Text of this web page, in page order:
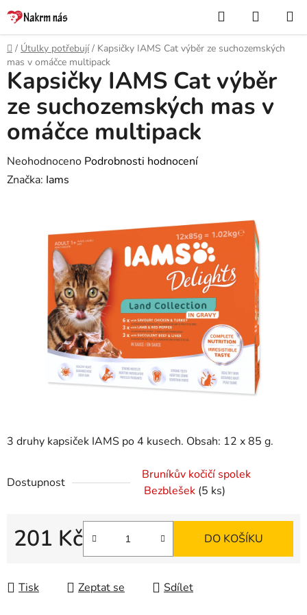
Přejít
na
obsah
Hledat
KOŠÍK
Domů
/ Útulky potřebují / Kapsičky IAMS Cat výběr ze suchozemských
mas v omáčce multipack
3 druhy kapsiček IAMS po 4 kusech. Obsah: 12 x 85 g.
Dostupnost
Bruníkův kočičí spolek
Bezblešek (5 ks)
201 Kč DO KOŠÍKU
Tisk Zeptat se Sdílet
Kapsičky IAMS Cat výběr
ze suchozemských mas v
omáčce multipack
Průměrné
hodnocení
hvězdiček.
Neohodnoceno Podrobnosti hodnocení
Značka: Iams